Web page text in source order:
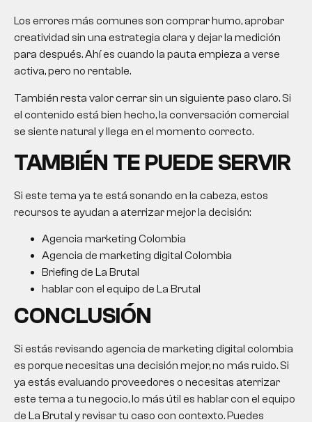
Los errores más comunes son comprar humo, aprobar
creatividad sin una estrategia clara y dejar la medición
para después. Ahí es cuando la pauta empieza a verse
activa, pero no rentable.
También resta valor cerrar sin un siguiente paso claro. Si
el contenido está bien hecho, la conversación comercial
se siente natural y llega en el momento correcto.
TAMBIÉN TE PUEDE SERVIR
Si este tema ya te está sonando en la cabeza, estos
recursos te ayudan a aterrizar mejor la decisión:
Agencia marketing Colombia
Agencia de marketing digital Colombia
Briefing de La Brutal
hablar con el equipo de La Brutal
CONCLUSIÓN
Si estás revisando agencia de marketing digital colombia
es porque necesitas una decisión mejor, no más ruido. Si
ya estás evaluando proveedores o necesitas aterrizar
este tema a tu negocio, lo más útil es hablar con el equipo
de La Brutal y revisar tu caso con contexto. Puedes